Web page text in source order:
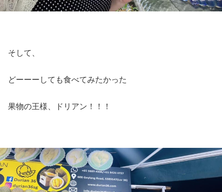
そして、
どーーーしても食べてみたかった
果物の王様、ドリアン！！！